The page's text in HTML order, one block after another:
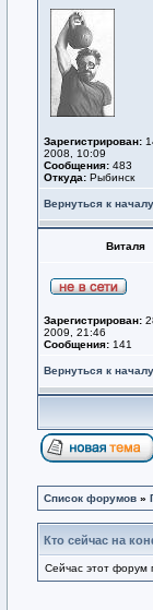
Зарегистрирован:
2008, 10:09
Сообщения: 483
Откуда: Рыбинск
Вернуться к началу
Виталя
Зарегистрирован:
2009, 21:46
Сообщения: 141
Вернуться к началу
Список форумов »
Кто сейчас на
Сейчас этот форум